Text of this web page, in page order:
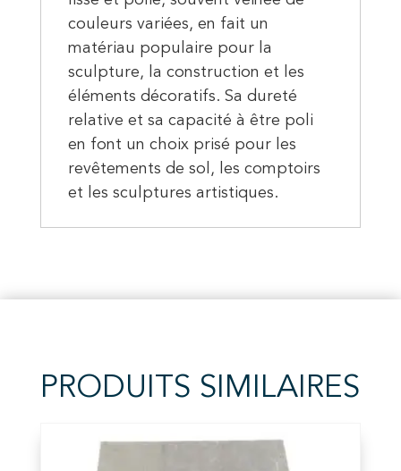
couleurs variées, en fait un
matériau populaire pour la
sculpture, la construction et les
éléments décoratifs. Sa dureté
relative et sa capacité à être poli
en font un choix prisé pour les
revêtements de sol, les comptoirs
et les sculptures artistiques.
PRODUITS SIMILAIRES